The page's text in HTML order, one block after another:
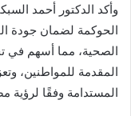
وأكد الدكتور أحمد
الحوكمة لضمان جودة
الصحية، مما أسهم في
المقدمة للمواطنين،
المستدامة وفقًا لرؤية مصر